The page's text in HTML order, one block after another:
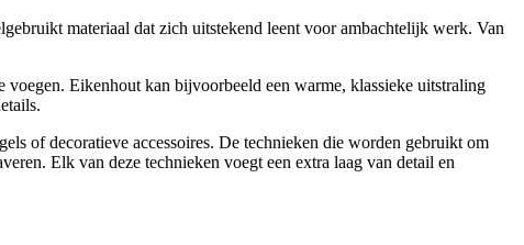
materiaal dat zich uitstekend leent voor ambachtelijk werk. Van
Eikenhout kan bijvoorbeeld een warme, klassieke uitstraling
of decoratieve accessoires. De technieken die worden gebruikt om
Elk van deze technieken voegt een extra laag van detail en